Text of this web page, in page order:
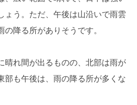
ょう。ただ、午後は山沿いで雨雲
降る所がありそうです。
晴れ間が出るものの、北部は雨が
部も午後は、雨の降る所が多くな